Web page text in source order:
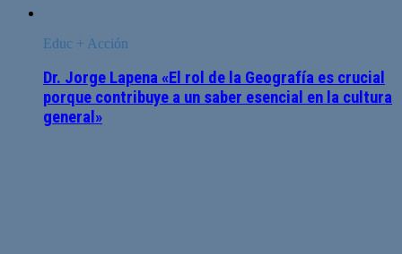
Educ + Acción
Dr. Jorge Lapena «El rol de la Geografía es crucial
porque contribuye a un saber esencial en la cultura
general»